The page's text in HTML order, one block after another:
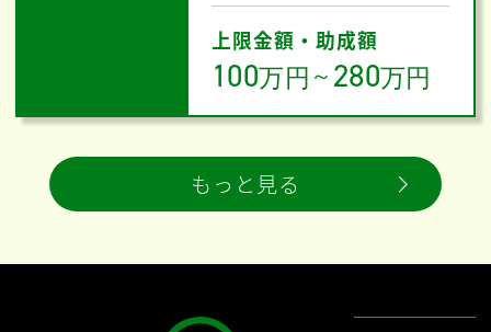
上限金額・助成額
100万円 ～ 280万円
もっと見る